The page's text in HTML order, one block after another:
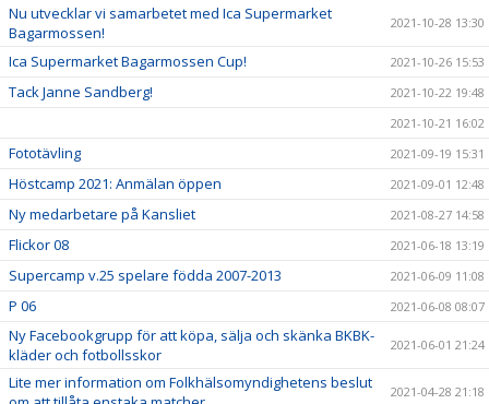
Nu utvecklar vi samarbetet med Ica Supermarket
Bagarmossen!
2021-10-28 13:30
Ica Supermarket Bagarmossen Cup! 2021-10-26 15:53
Tack Janne Sandberg!
2021-10-22 19:48
2021-10-21 16:02
Fototävling 2021-09-19 15:31
Höstcamp 2021: Anmälan öppen 2021-09-01 12:48
Ny medarbetare på Kansliet 2021-08-27 14:58
Flickor 08 2021-06-18 13:19
Supercamp v.25 spelare födda 2007-2013 2021-06-09 11:08
P 06 2021-06-08 08:07
Ny Facebookgrupp för att köpa, sälja och skänka BKBK-
kläder och fotbollsskor
2021-06-01 21:24
Lite mer information om Folkhälsomyndighetens beslut
2021-04-28 21:18